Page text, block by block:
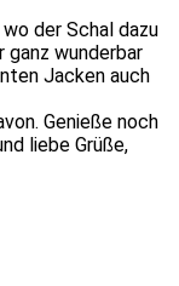
der Schal dazu
ganz wunderbar
Jacken auch
Genieße noch
liebe Grüße,